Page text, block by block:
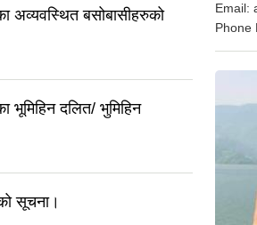
अव्यवस्थित बसोबासीहरुको
भूमिहिन दलित/ भुमिहिन
सूचना।
Email:
Phone